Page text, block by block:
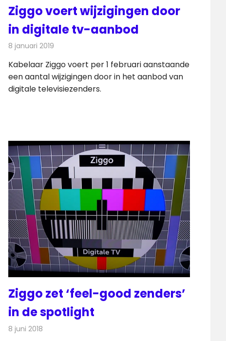
Ziggo voert wijzigingen door
in digitale tv-aanbod
8 januari 2019
Kabelaar Ziggo voert per 1 februari aanstaande
een aantal wijzigingen door in het aanbod van
digitale televisiezenders.
Ziggo zet ‘feel-good zenders’
in de spotlight
8 juni 2018